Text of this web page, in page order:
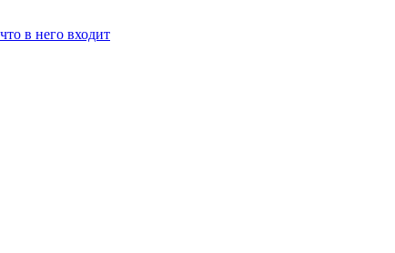
в него входит